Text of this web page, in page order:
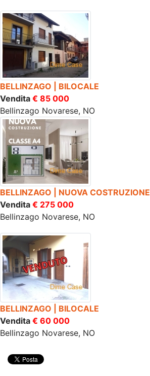
BELLINZAGO | BILOCALE
Vendita € 85 000
Bellinzago Novarese, NO
BELLINZAGO | NUOVA COSTRUZIONE
Vendita € 275 000
Bellinzago Novarese, NO
BELLINZAGO | BILOCALE
Vendita € 60 000
Bellinzago Novarese, NO